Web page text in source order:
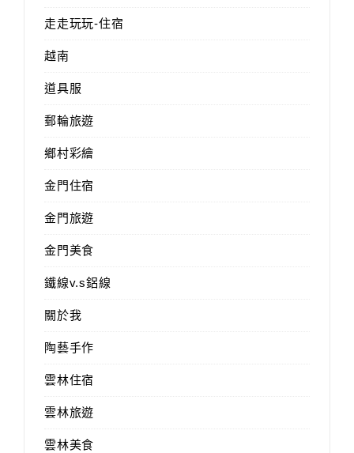
走走玩玩-住宿
越南
道具服
郵輪旅遊
鄉村彩繪
金門住宿
金門旅遊
金門美食
鐵線v.s鋁線
關於我
陶藝手作
雲林住宿
雲林旅遊
雲林美食